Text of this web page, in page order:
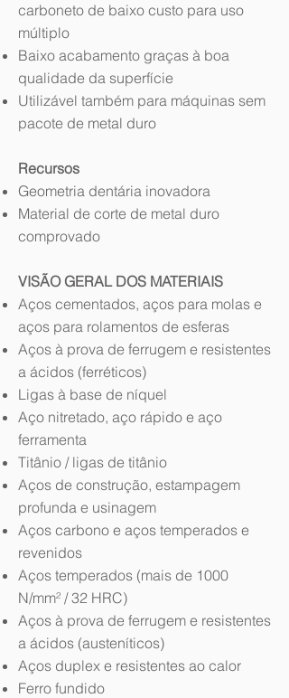
carboneto de baixo custo para uso
múltiplo
Baixo acabamento graças à boa
qualidade da superfície
Utilizável também para máquinas sem
pacote de metal duro
Recursos
Geometria dentária inovadora
Material de corte de metal duro
comprovado
VISÃO GERAL DOS MATERIAIS
Aços cementados, aços para molas e
aços para rolamentos de esferas
Aços à prova de ferrugem e resistentes
a ácidos (ferréticos)
Ligas à base de níquel
Aço nitretado, aço rápido e aço
ferramenta
Titânio / ligas de titânio
Aços de construção, estampagem
profunda e usinagem
Aços carbono e aços temperados e
revenidos
Aços temperados (mais de 1000
N/mm² / 32 HRC)
Aços à prova de ferrugem e resistentes
a ácidos (austeníticos)
Aços duplex e resistentes ao calor
Ferro fundido